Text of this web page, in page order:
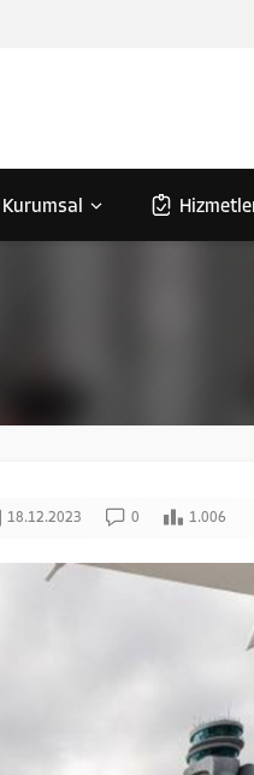
Kurumsal
18.12.2023 0 1.006